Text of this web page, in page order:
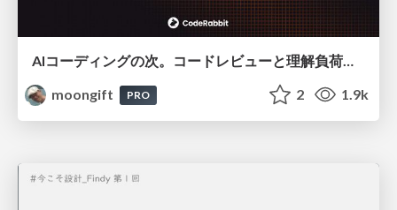
moongift
PRO 2 1.9k